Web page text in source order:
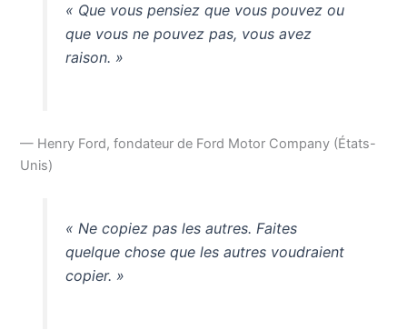
« Que vous pensiez que vous pouvez ou
que vous ne pouvez pas, vous avez
raison. »
— Henry Ford, fondateur de Ford Motor Company (États-
Unis)
« Ne copiez pas les autres. Faites
quelque chose que les autres voudraient
copier. »